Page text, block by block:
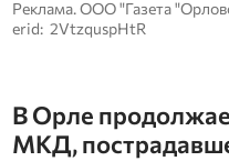
Реклама. ООО "Газета
erid: 2VtzquspHtR
В Орле
МКД,